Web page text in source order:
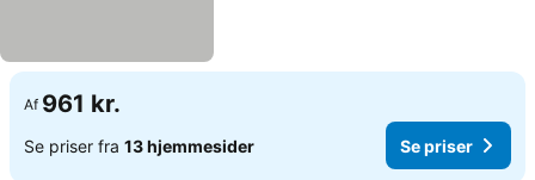
Af 961 kr.
Se priser fra 13 hjemmesider Se priser